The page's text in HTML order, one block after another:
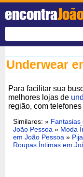
encontra
Underwear
Para facilitar sua
melhores lojas de
região, com
Similares: » Fantasias
João Pessoa » Moda
em João Pessoa »
Roupas Íntimas em